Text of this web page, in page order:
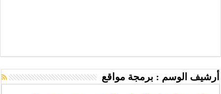
أرشيف الوسم : برمجة مواقع